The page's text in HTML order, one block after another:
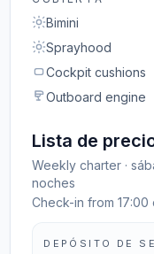
Bimini
Sprayhood
Cockpit cushions
Outboard engine
Lista de
Weekly charter ·
noches
Check-in from
DEPÓSITO DE